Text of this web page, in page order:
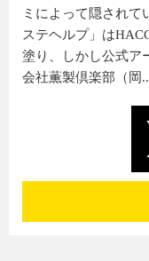
ミによって隠されて
ステヘルプ」は
塗り、しかし公式
会社薫製倶楽部（岡